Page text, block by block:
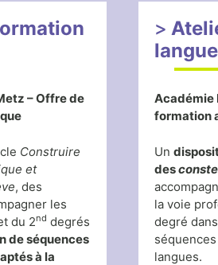
– Offre de
Construire
et
, des
les
du 2nd degrés
de séquences
à la
Académie
formation
Un
des
la voie
degré
langues.